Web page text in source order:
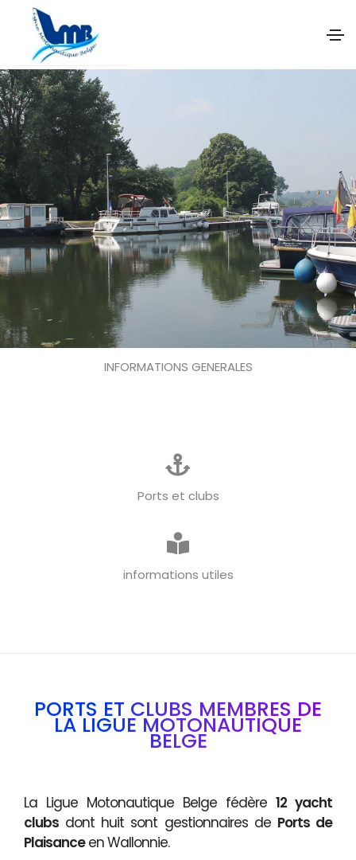
INFORMATIONS GENERALES
Ports et clubs
informations utiles
PORTS ET CLUBS MEMBRES DE
LA LIGUE MOTONAUTIQUE
BELGE
La Ligue Motonautique Belge fédère 12 yacht
clubs dont huit sont gestionnaires de Ports de
Plaisanceen Wallonnie.